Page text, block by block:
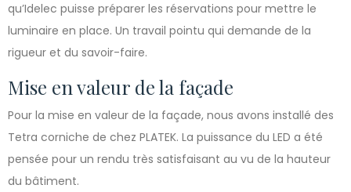
qu’Idelec puisse préparer les réservations pour mettre le
luminaire en place. Un travail pointu qui demande de la
rigueur et du savoir-faire.
Mise en valeur de la façade
Pour la mise en valeur de la façade, nous avons installé des
Tetra corniche de chez PLATEK. La puissance du LED a été
pensée pour un rendu très satisfaisant au vu de la hauteur
du bâtiment.